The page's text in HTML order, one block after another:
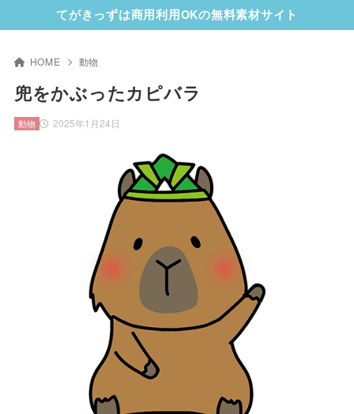
てがきっずは商用利用OKの無料素材サイト
HOME 動物
兜をかぶったカピバラ
2025年1月24日
動物